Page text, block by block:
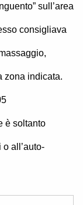
sull’area
consigliava
zona indicata.
è soltanto
all’auto-